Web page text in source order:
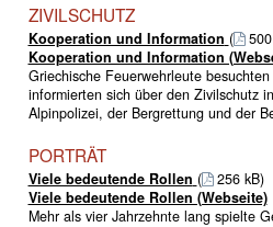
ZIVILSCHUTZ
Kooperation und Information (
Kooperation und Information
Griechische Feuerwehrleute
informierten sich über den Zivilschutz
Alpinpolizei, der Bergrettung und der
PORTRÄT
Viele bedeutende Rollen (
256 kB)
Viele bedeutende Rollen (Webseite)
Mehr als vier Jahrzehnte lang spielte